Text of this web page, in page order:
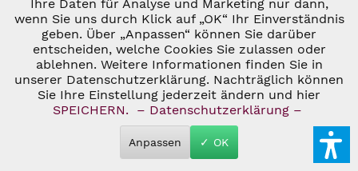
* ALLE PREISE INKL. GESETZL. UMSATZSTEUER ZZGL.
VERSANDKOSTEN UND GGF. NACHNAHMEGEBÜHREN, WENN NICHT
ANDERS BESCHRIEBEN
© 2026 C&D WEINHANDEL - ALL RIGHTS RESERVED. THEME BY
THEMEWARE®
Tracking Inaktiv
Personalisierung Inaktiv
Ihre Daten für Analyse und Marketing nur dann,
wenn Sie uns durch Klick auf „OK“ Ihr Einverständnis
geben. Über „Anpassen“ können Sie darüber
entscheiden, welche Cookies Sie zulassen oder
ablehnen. Weitere Informationen finden Sie in
unserer Datenschutzerklärung. Nachträglich können
Sie Ihre Einstellung jederzeit ändern und hier
SPEICHERN.
– Datenschutzerklärung –
Anpassen ✓ OK